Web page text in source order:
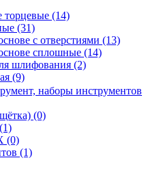
торцевые (14)
(31)
с отверстиями (13)
сплошные (14)
шлифования (2)
(9)
наборы инструментов
(0)
(0)
(1)